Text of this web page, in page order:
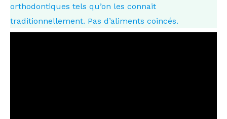
orthodontiques tels qu’on les connait
traditionnellement. Pas d’aliments coincés.